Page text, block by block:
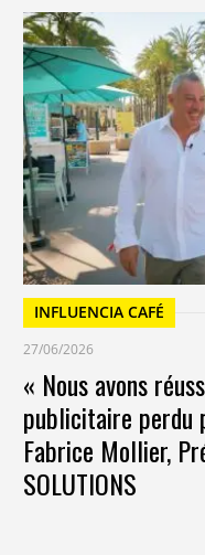
INFLUENCIA CAFÉ
27/06/2026
« Nous avons
publicitaire perdu
Fabrice Mollier,
SOLUTIONS